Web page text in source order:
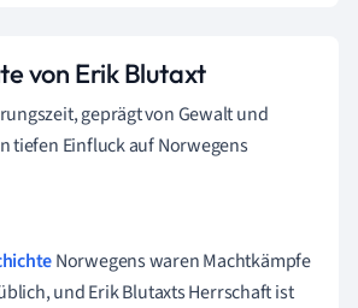
von Erik Blutaxt
geprägt von Gewalt und
tiefen Einfluck auf Norwegens
Norwegens waren Machtkämpfe
und Erik Blutaxts Herrschaft ist